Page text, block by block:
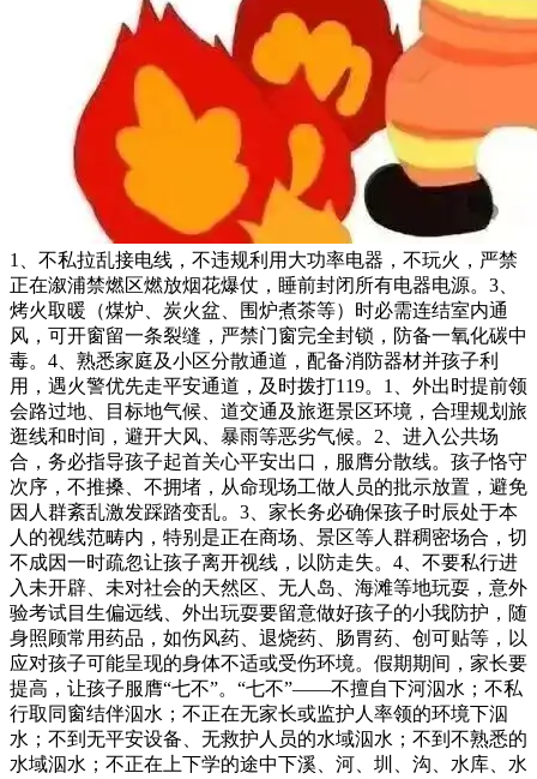
1、不私拉乱接电线，不违规利用大功率电器，不玩火，严禁
正在溆浦禁燃区燃放烟花爆仗，睡前封闭所有电器电源。3、
烤火取暖（煤炉、炭火盆、围炉煮茶等）时必需连结室内通
风，可开窗留一条裂缝，严禁门窗完全封锁，防备一氧化碳中
毒。4、熟悉家庭及小区分散通道，配备消防器材并孩子利
用，遇火警优先走平安通道，及时拨打119。1、外出时提前领
会路过地、目标地气候、道交通及旅逛景区环境，合理规划旅
逛线和时间，避开大风、暴雨等恶劣气候。2、进入公共场
合，务必指导孩子起首关心平安出口，服膺分散线。孩子恪守
次序，不推搡、不拥堵，从命现场工做人员的批示放置，避免
因人群紊乱激发踩踏变乱。3、家长务必确保孩子时辰处于本
人的视线范畴内，特别是正在商场、景区等人群稠密场合，切
不成因一时疏忽让孩子离开视线，以防走失。4、不要私行进
入未开辟、未对社会的天然区、无人岛、海滩等地玩耍，意外
验考试目生偏远线、外出玩耍要留意做好孩子的小我防护，随
身照顾常用药品，如伤风药、退烧药、肠胃药、创可贴等，以
应对孩子可能呈现的身体不适或受伤环境。假期期间，家长要
提高，让孩子服膺“七不”。“七不”——不擅自下河泅水；不私
行取同窗结伴泅水；不正在无家长或监护人率领的环境下泅
水；不到无平安设备、无救护人员的水域泅水；不到不熟悉的
水域泅水；不正在上下学的途中下溪、河、圳、沟、水库、水